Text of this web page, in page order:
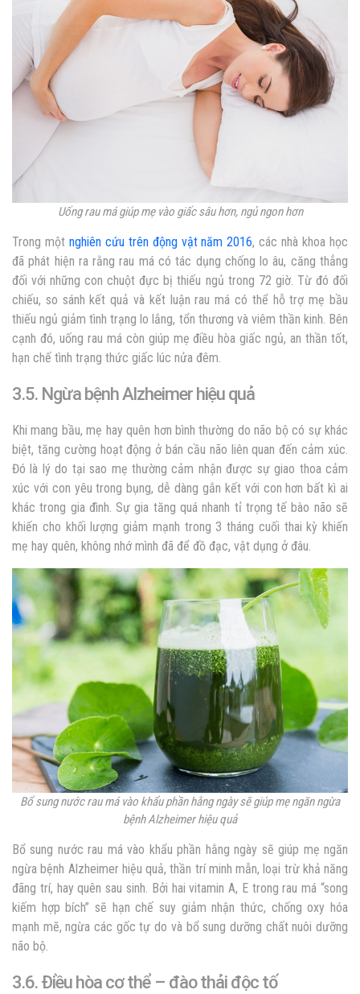
Uống rau má giúp mẹ vào giấc sâu hơn, ngủ ngon hơn
Trong một nghiên cứu trên động vật năm 2016, các nhà khoa học
đã phát hiện ra rằng rau má có tác dụng chống lo âu, căng thẳng
đối với những con chuột đực bị thiếu ngủ trong 72 giờ. Từ đó đối
chiếu, so sánh kết quả và kết luận rau má có thể hỗ trợ mẹ bầu
thiếu ngủ giảm tình trạng lo lắng, tổn thương và viêm thần kinh. Bên
cạnh đó, uống rau má còn giúp mẹ điều hòa giấc ngủ, an thần tốt,
hạn chế tình trạng thức giấc lúc nửa đêm.
3.5. Ngừa bệnh Alzheimer hiệu quả
Khi mang bầu, mẹ hay quên hơn bình thường do não bộ có sự khác
biệt, tăng cường hoạt động ở bán cầu não liên quan đến cảm xúc.
Đó là lý do tại sao mẹ thường cảm nhận được sự giao thoa cảm
xúc với con yêu trong bụng, dễ dàng gắn kết với con hơn bất kì ai
khác trong gia đình. Sự gia tăng quá nhanh tỉ trọng tế bào não sẽ
khiến cho khối lượng giảm mạnh trong 3 tháng cuối thai kỳ khiến
mẹ hay quên, không nhớ mình đã để đồ đạc, vật dụng ở đâu.
Bổ sung nước rau má vào khẩu phần hằng ngày sẽ giúp mẹ ngăn ngừa
bệnh Alzheimer hiệu quả
Bổ sung nước rau má vào khẩu phần hằng ngày sẽ giúp mẹ ngăn
ngừa bệnh Alzheimer hiệu quả, thần trí minh mẫn, loại trừ khả năng
đãng trí, hay quên sau sinh. Bởi hai vitamin A, E trong rau má “song
kiếm hợp bích” sẽ hạn chế suy giảm nhận thức, chống oxy hóa
mạnh mẽ, ngừa các gốc tự do và bổ sung dưỡng chất nuôi dưỡng
não bộ.
3.6. Điều hòa cơ thể – đào thải độc tố